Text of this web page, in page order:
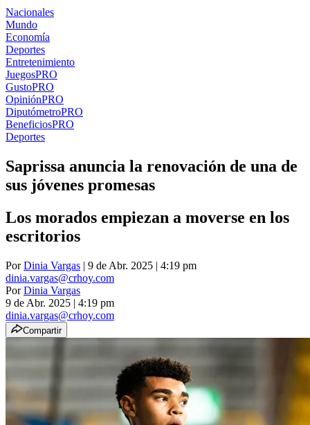
Nacionales
Mundo
Economía
Deportes
Entretenimiento
JuegosPRO
GustoPRO
OpiniónPRO
DiputómetroPRO
BeneficiosPRO
Deportes
Saprissa anuncia la renovación de una de
sus jóvenes promesas
Los morados empiezan a moverse en los
escritorios
PorDinia Vargas | 9 de Abr. 2025 | 4:19 pm
dinia.vargas@crhoy.com
PorDinia Vargas
9 de Abr. 2025 | 4:19 pm
dinia.vargas@crhoy.com
Compartir